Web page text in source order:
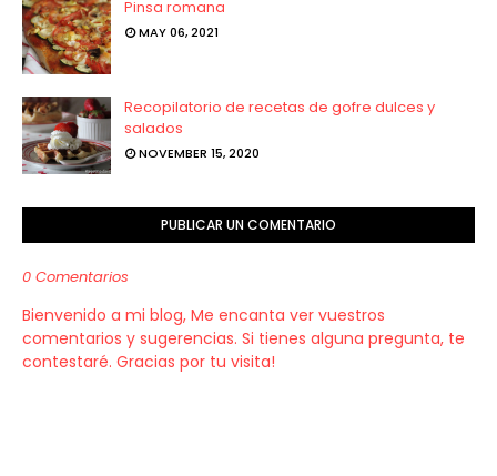
Pinsa romana
MAY 06, 2021
Recopilatorio de recetas de gofre dulces y
salados
NOVEMBER 15, 2020
PUBLICAR UN COMENTARIO
0 Comentarios
Bienvenido a mi blog, Me encanta ver vuestros
comentarios y sugerencias. Si tienes alguna pregunta, te
contestaré. Gracias por tu visita!